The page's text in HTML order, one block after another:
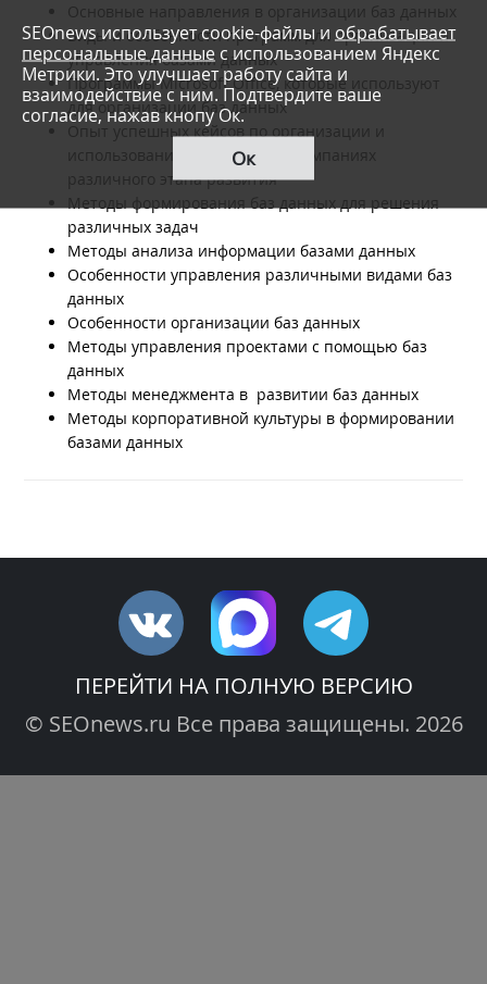
Основные направления в организации баз данных
Виды и особенности программ для организации и
управления базами данных
Программы Microsoft Office, которые используют
для организации баз данных
Опыт успешных кейсов по организации и
использованию баз данных в компаниях
различного этапа развития
Методы формирования баз данных для решения
различных задач
Методы анализа информации базами данных
Особенности управления различными видами баз
данных
Особенности организации баз данных
Методы управления проектами с помощью баз
данных
Методы менеджмента в развитии баз данных
Методы корпоративной культуры в формировании
базами данных
SEOnews использует cookie-файлы и обрабатывает
персональные данные с использованием Яндекс
Метрики. Это улучшает работу сайта и
взаимодействие с ним. Подтвердите ваше
согласие, нажав кнопу Ок.
Ок
ПЕРЕЙТИ НА ПОЛНУЮ ВЕРСИЮ
© SEOnews.ru Все права защищены. 2026